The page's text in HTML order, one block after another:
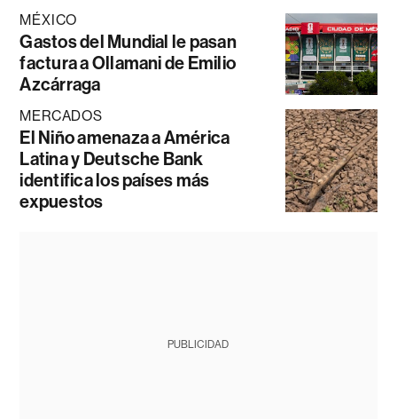
MÉXICO
Gastos del Mundial le pasan
factura a Ollamani de Emilio
Azcárraga
MERCADOS
El Niño amenaza a América
Latina y Deutsche Bank
identifica los países más
expuestos
PUBLICIDAD